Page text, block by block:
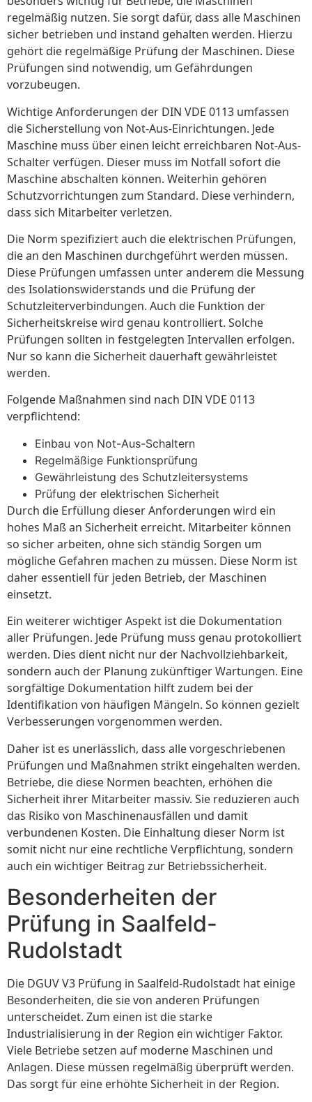
regelmäßig nutzen. Sie sorgt dafür, dass alle Maschinen
sicher betrieben und instand gehalten werden. Hierzu
gehört die regelmäßige Prüfung der Maschinen. Diese
Prüfungen sind notwendig, um Gefährdungen
vorzubeugen.
Wichtige Anforderungen der DIN VDE 0113 umfassen
die Sicherstellung von Not-Aus-Einrichtungen. Jede
Maschine muss über einen leicht erreichbaren Not-Aus-
Schalter verfügen. Dieser muss im Notfall sofort die
Maschine abschalten können. Weiterhin gehören
Schutzvorrichtungen zum Standard. Diese verhindern,
dass sich Mitarbeiter verletzen.
Die Norm spezifiziert auch die elektrischen Prüfungen,
die an den Maschinen durchgeführt werden müssen.
Diese Prüfungen umfassen unter anderem die Messung
des Isolationswiderstands und die Prüfung der
Schutzleiterverbindungen. Auch die Funktion der
Sicherheitskreise wird genau kontrolliert. Solche
Prüfungen sollten in festgelegten Intervallen erfolgen.
Nur so kann die Sicherheit dauerhaft gewährleistet
werden.
Folgende Maßnahmen sind nach DIN VDE 0113
verpflichtend:
Einbau von Not-Aus-Schaltern
Regelmäßige Funktionsprüfung
Gewährleistung des Schutzleitersystems
Prüfung der elektrischen Sicherheit
Durch die Erfüllung dieser Anforderungen wird ein
hohes Maß an Sicherheit erreicht. Mitarbeiter können
so sicher arbeiten, ohne sich ständig Sorgen um
mögliche Gefahren machen zu müssen. Diese Norm ist
daher essentiell für jeden Betrieb, der Maschinen
einsetzt.
Ein weiterer wichtiger Aspekt ist die Dokumentation
aller Prüfungen. Jede Prüfung muss genau protokolliert
werden. Dies dient nicht nur der Nachvollziehbarkeit,
sondern auch der Planung zukünftiger Wartungen. Eine
sorgfältige Dokumentation hilft zudem bei der
Identifikation von häufigen Mängeln. So können gezielt
Verbesserungen vorgenommen werden.
Daher ist es unerlässlich, dass alle vorgeschriebenen
Prüfungen und Maßnahmen strikt eingehalten werden.
Betriebe, die diese Normen beachten, erhöhen die
Sicherheit ihrer Mitarbeiter massiv. Sie reduzieren auch
das Risiko von Maschinenausfällen und damit
verbundenen Kosten. Die Einhaltung dieser Norm ist
somit nicht nur eine rechtliche Verpflichtung, sondern
auch ein wichtiger Beitrag zur Betriebssicherheit.
Besonderheiten der
Prüfung in Saalfeld-
Rudolstadt
Die DGUV V3 Prüfung in Saalfeld-Rudolstadt hat einige
Besonderheiten, die sie von anderen Prüfungen
unterscheidet. Zum einen ist die starke
Industrialisierung in der Region ein wichtiger Faktor.
Viele Betriebe setzen auf moderne Maschinen und
Anlagen. Diese müssen regelmäßig überprüft werden.
Das sorgt für eine erhöhte Sicherheit in der Region.